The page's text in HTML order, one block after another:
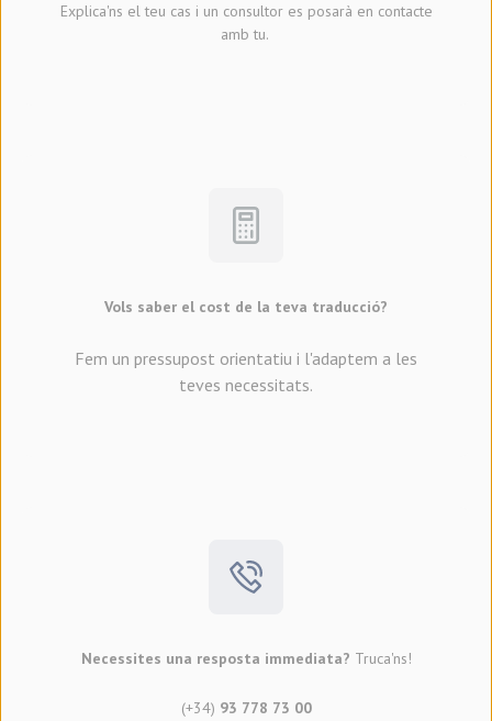
Explica'ns el teu cas i un consultor es posarà en contacte
amb tu.
Vols saber el cost de la teva traducció?
Fem un pressupost orientatiu i l'adaptem a les
teves necessitats.
Necessites una resposta immediata? Truca'ns!
(+34) 93 778 73 00